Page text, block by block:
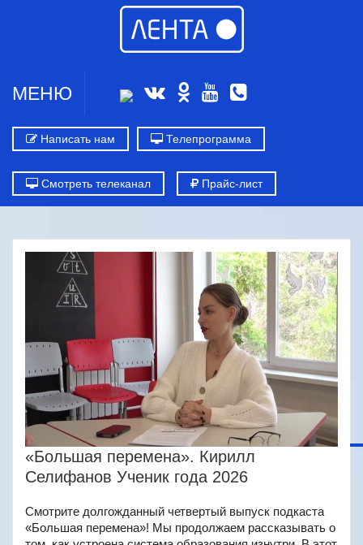
МЕНЮ
Написать нам Телепрограмма
Смотреть телеканал Прайс-лист
«Большая перемена». Кирилл
Селифанов Ученик года 2026
Смотрите долгожданный четвертый выпуск подкаста
«Большая перемена»! Мы продолжаем рассказывать о